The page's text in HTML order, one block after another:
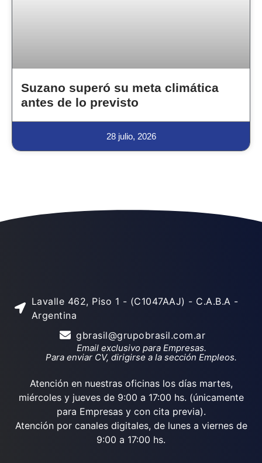
Suzano superó su meta climática
antes de lo previsto
28 julio, 2026
Lavalle 462, Piso 1 - (C1047AAJ) - C.A.B.A -
Argentina
gbrasil@grupobrasil.com.ar
Email exclusivo para Empresas.
Para enviar CV, dirigirse a la sección Empleos.
Atención en nuestras oficinas los días martes,
miércoles y jueves de 9:00 a 17:00 hs. (únicamente
para Empresas y con cita previa).
Atención por canales digitales, de lunes a viernes de
9:00 a 17:00 hs.